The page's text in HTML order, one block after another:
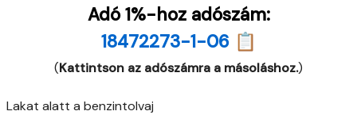
Adó 1%-hoz adószám:
18472273-1-06 📋
(Kattintson az adószámra a másoláshoz.)
Lakat alatt a benzintolvaj